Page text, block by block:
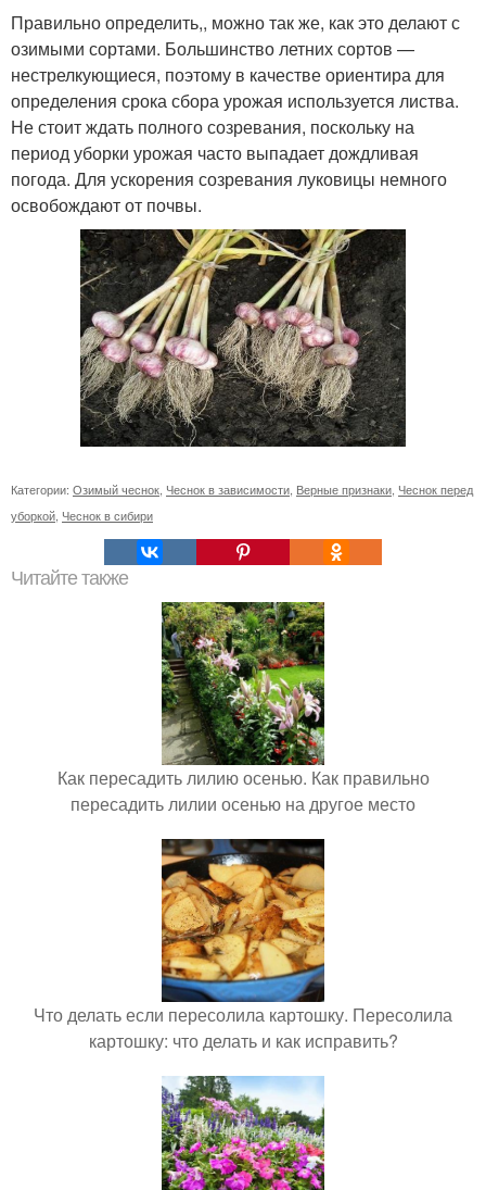
Правильно определить,, можно так же, как это делают с
озимыми сортами. Большинство летних сортов —
нестрелкующиеся, поэтому в качестве ориентира для
определения срока сбора урожая используется листва.
Не стоит ждать полного созревания, поскольку на
период уборки урожая часто выпадает дождливая
погода. Для ускорения созревания луковицы немного
освобождают от почвы.
Категории: Озимый чеснок Чеснок в зависимости Верные признаки Чеснок перед
уборкой Чеснок в сибири
Читайте также
Как пересадить лилию осенью. Как правильно
пересадить лилии осенью на другое место
Что делать если пересолила картошку. Пересолила
картошку: что делать и как исправить?